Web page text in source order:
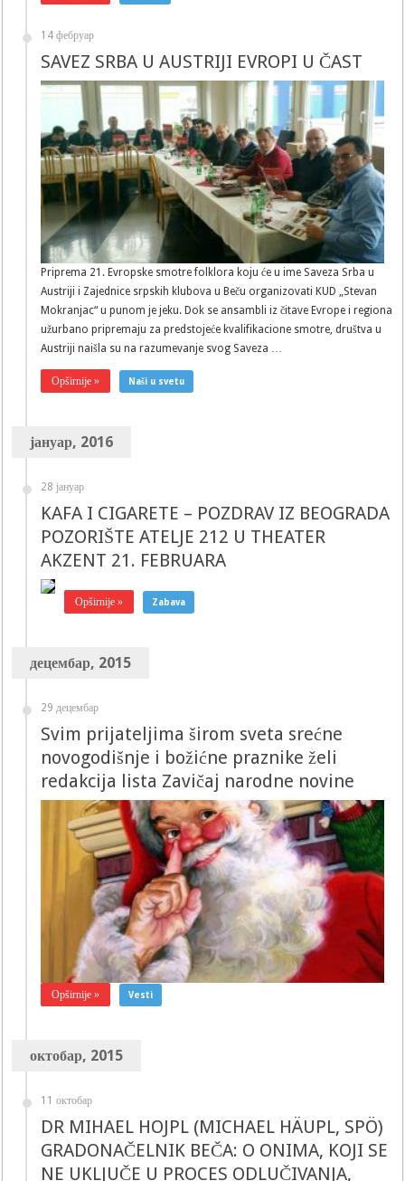
14 фебруар
SAVEZ SRBA U AUSTRIJI EVROPI U ČAST
Priprema 21. Evropske smotre folklora koju će u ime Saveza Srba u
Austriji i Zajednice srpskih klubova u Beču organizovati KUD „Stevan
Mokranjac“ u punom je jeku. Dok se ansambli iz čitave Evrope i regiona
užurbano pripremaju za predstojeće kvalifikacione smotre, društva u
Austriji naišla su na razumevanje svog Saveza …
Opširnije » Naši u svetu
јануар, 2016
28 јануар
KAFA I CIGARETE – POZDRAV IZ BEOGRADA
POZORIŠTE ATELJE 212 U THEATER
AKZENT 21. FEBRUARA
Opširnije » Zabava
децембар, 2015
29 децембар
Svim prijateljima širom sveta srećne
novogodišnje i božićne praznike želi
redakcija lista Zavičaj narodne novine
Opširnije » Vesti
октобар, 2015
11 октобар
DR MIHAEL HOJPL (MICHAEL HÄUPL, SPÖ)
GRADONAČELNIK BEČA: O ONIMA, KOJI SE
NE UKLJUČE U PROCES ODLUČIVANJA,